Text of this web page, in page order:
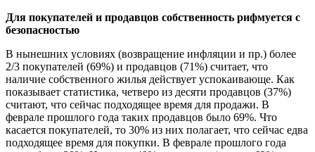
Для покупателей и продавцов собственность рифмуется с
безопасностью
В нынешних условиях (возвращение инфляции и пр.) более
2/3 покупателей (69%) и продавцов (71%) считает, что
наличие собственного жилья действует успокаивающе. Как
показывает статистика, четверо из десяти продавцов (37%)
считают, что сейчас подходящее время для продажи. В
феврале прошлого года таких продавцов было 69%. Что
касается покупателей, то 30% из них полагает, что сейчас едва
подходящее время для покупки. В феврале прошлого года